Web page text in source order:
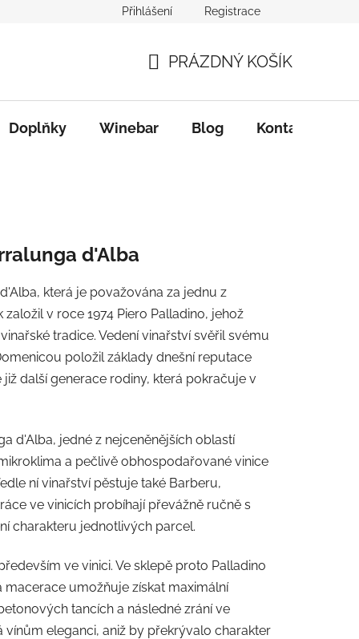
Přihlášení Registrace
KOŠÍK
PRÁZDNÝ KOŠÍK
Doplňky Winebar Blog Kontakty
d'Alba
která je považována za jednu z
v roce 1974 Piero Palladino, jehož
tradice. Vedení vinařství svěřil svému
položil základy dnešní reputace
další generace rodiny, která pokračuje v
d'Alba, jedné z nejceněnějších oblastí
a pečlivě obhospodařované vinice
ní vinařství pěstuje také Barberu,
ve vinicích probíhají převážně ručně s
charakteru jednotlivých parcel.
ve vinici. Ve sklepě proto Palladino
umožňuje získat maximální
tancích a následné zrání ve
eleganci, aniž by překrývalo charakter